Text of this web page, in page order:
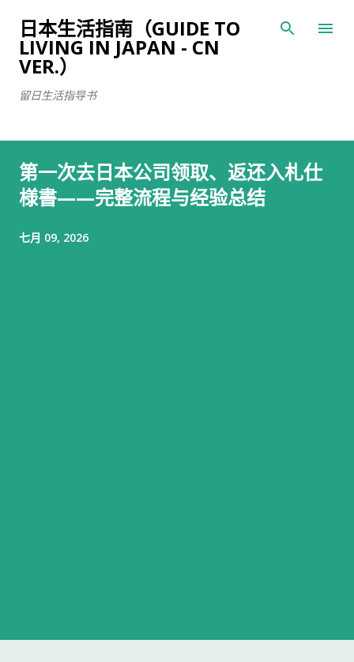
跳至主要内容
日本生活指南（GUIDE TO
LIVING IN JAPAN - CN
VER.）
留日生活指导书
第一次去日本公司领取、返还入札仕
様書——完整流程与经验总结
七月 09, 2026